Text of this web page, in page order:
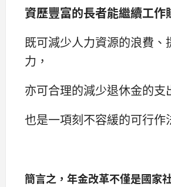
資歷豐富的長者能繼續工作
既可減少人力資源的浪費、
力，
亦可合理的減少退休金的支
也是一項刻不容緩的可行
簡言之，年金改革不僅是國家